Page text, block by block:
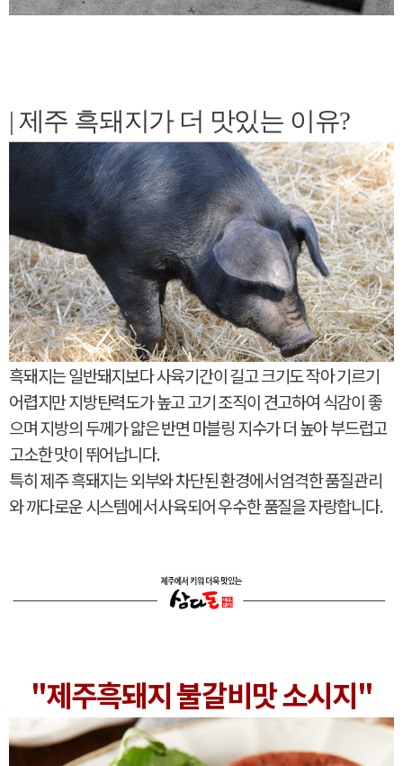
| 제주 흑돼지가 더 맛있는 이유?
흑돼지는 일반돼지보다 사육기간이 길고 크기도 작아 기르기
어렵지만 지방탄력도가 높고 고기 조직이 견고하여 식감이 좋
으며 지방의 두께가 얇은 반면 마블링 지수가 더 높아 부드럽고
고소한 맛이 뛰어납니다.
특히 제주 흑돼지는 외부와 차단된 환경에서 엄격한 품질관리
와 까다로운 시스템에서 사육되어 우수한 품질을 자랑합니다.
"제주흑돼지 불갈비맛 소시지"